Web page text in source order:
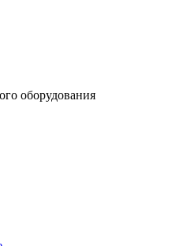
оборудования